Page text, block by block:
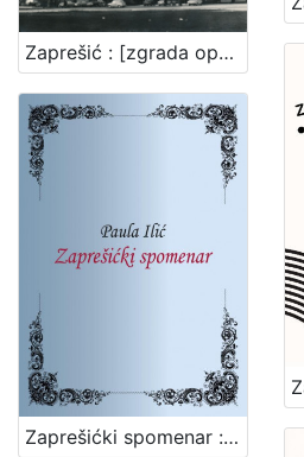
Zaprešić : [zgrada općine]
Zaprešićki spomenar : biserni kraluši seoske učiteljice / Paula Ilić